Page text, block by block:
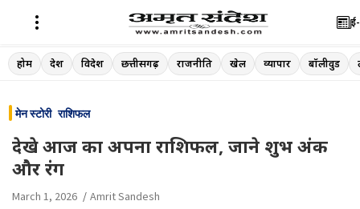
Skip
to
होम देश विदेश छत्तीसगढ़ राजनीति खेल व्यापार बॉलीवुड
मेन स्टोरी राशिफल
देखे आज का अपना राशिफल, जाने शुभ अंक
और रंग
March 1, 2026 Amrit Sandesh